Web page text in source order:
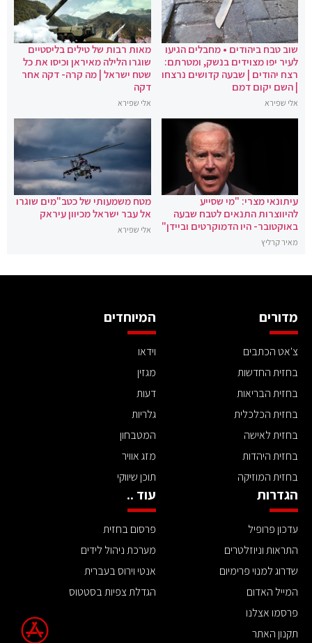
שוב טבח ביהודים • מחבלים הגיעו
לעיר יפו מצוידים בנשק, ומטרתם:
רצח יהודים | שבעה קדושים נרצחו
| השם יקום דמם
אלי שפירא
מאות רבות של טילים בליסטיים
שוגרו הלילה מאיראן וכיסו את כל
שטח ישראל | מה קרה- דקה אחר
דקה
אלי שפירא
עיתונאי מצרי: "מי שסייע
להיווצרות התנאים לטבח שבעה
באוקטובר- היו הדמוקרטים וביידן"
מאיר קרליץ
מטח משמעותי של כטב"מים שוגרו
אל עבר ישראל מכיוון עיראק
אלי שפירא
מדורים
צ'אט הכתבים
בחזית החדשות
בחזית הבריאות
בחזית הכלכלית
בחזית לאישה
בחזית היהדות
בחזית המוזיקה
המיוחדים
וידאו
מגזין
דעות
גלריות
המטבחון
מזג אוויר
תוכן שיווקי
הגדרות
עדכון פרופיל
התראות וניוזלטרים
שדרוג למנוי פרימיום
המייל האדום
פרסמו אצלנו
תקנון האתר
עוד ..
פרסום בחזית
מערכת ניהול לידים
אנטי וירוס בעברית
הגדלת צפיות בסטטוס